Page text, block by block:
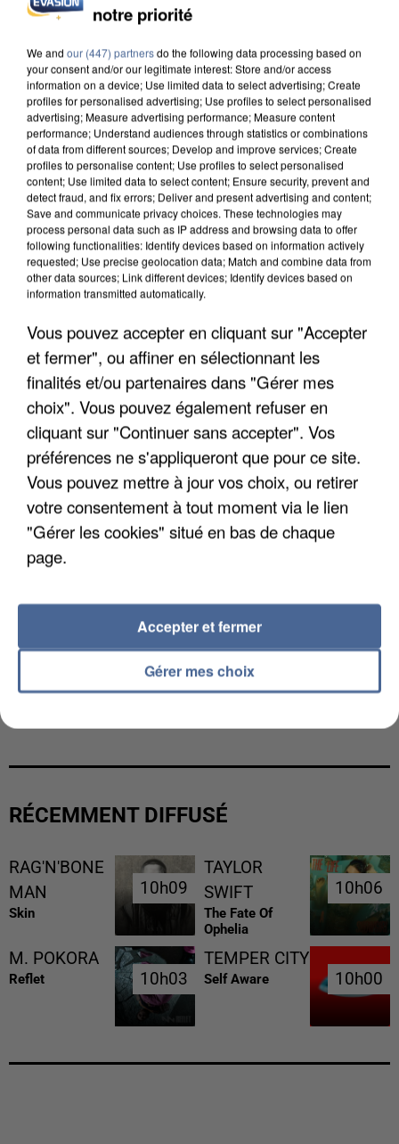
UN SECOND CADRE DE LA DZ MAFIA
UNE TOURISTE DE L’OISE EMPORTÉE PAR UNE
COULÉE DE BOUE EN HAUTE-SAVOIE
LES DONNÉES DE 300 000 CLIENTS DÉROBÉES À
RÉCEMMENT DIFFUSÉ
RAG'N'BONE
MAN
Skin
10h09
10h09
TAYLOR
SWIFT
The Fate Of
Ophelia
10h06
10h06
M. POKORA
Reflet 10h03
10h03
TEMPER CITY
Self Aware 10h00
10h00
notre priorité
We and our (447) partnersdo the following data processing based on
your consent and/or our legitimate interest: Store and/or access
information on a device; Use limited data to select advertising; Create
profiles for personalised advertising; Use profiles to select personalised
advertising; Measure advertising performance; Measure content
performance; Understand audiences through statistics or combinations
of data from different sources; Develop and improve services; Create
profiles to personalise content; Use profiles to select personalised
content; Use limited data to select content; Ensure security, prevent and
detect fraud, and fix errors; Deliver and present advertising and content;
Save and communicate privacy choices. These technologies may
process personal data such as IP address and browsing data to offer
following functionalities: Identify devices based on information actively
requested; Use precise geolocation data; Match and combine data from
other data sources; Link different devices; Identify devices based on
information transmitted automatically.
Vous pouvez accepter en cliquant sur "Accepter
et fermer", ou affiner en sélectionnant les
finalités et/ou partenaires dans "Gérer mes
choix". Vous pouvez également refuser en
cliquant sur "Continuer sans accepter". Vos
préférences ne s'appliqueront que pour ce site.
Vous pouvez mettre à jour vos choix, ou retirer
votre consentement à tout moment via le lien
"Gérer les cookies" situé en bas de chaque
page.
Gérer mes choix
Accepter et fermer